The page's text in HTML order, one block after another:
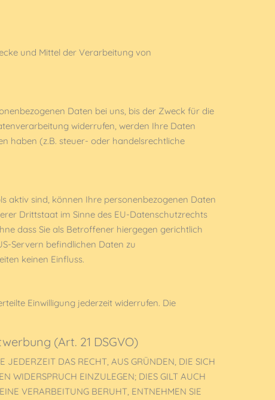
und Mittel der Verarbeitung von
Daten bei uns, bis der Zweck für die
widerrufen, werden Ihre Daten
haben (z.B. steuer- oder handelsrechtliche
aktiv sind, können Ihre personenbezogenen Daten
Drittstaat im Sinne des EU-Datenschutzrechts
dass Sie als Betroffener hiergegen gerichtlich
Servern befindlichen Daten zu
keinen Einfluss.
Einwilligung jederzeit widerrufen. Die
(Art. 21 DSGVO)
JEDERZEIT DAS RECHT, AUS GRÜNDEN, DIE SICH
WIDERSPRUCH EINZULEGEN; DIES GILT AUCH
VERARBEITUNG BERUHT, ENTNEHMEN SIE